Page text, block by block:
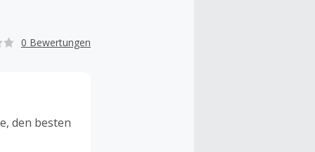
0 Bewertungen
den besten